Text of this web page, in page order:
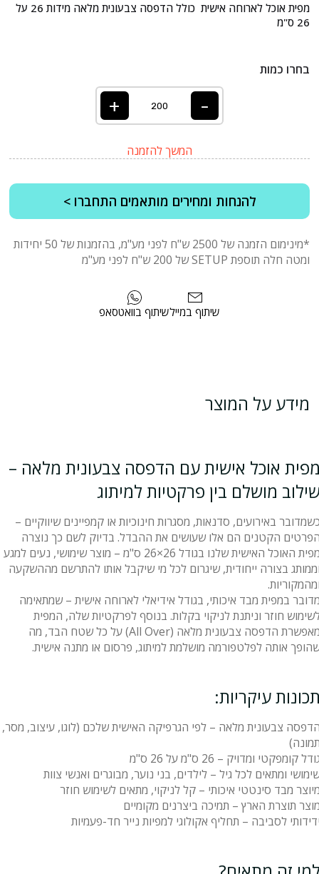
מפית אוכל לארוחה אישית כולל הדפסה צבעונית מלאה מידות 26 על
26 ס"מ
בחרו כמות
-
+
המשך להזמנה
להנחות ומחירים מותאמים התחברו >
*מינימום הזמנה של 2500 ש"ח לפני מע"מ, בהזמנות של 50 יחידות
ומטה חלה תוספת SETUP של 200 ש"ח לפני מע"מ
שיתוף בוואטסאפשיתוף במייל
מידע על המוצר
אוכל אישית עם הדפסה צבעונית מלאה –
מושלם בין פרקטיות למיתוג
באירועים, סדנאות, מסגרות חינוכיות או קמפיינים שיווקיים –
הקטנים הם אלו שעושים את ההבדל. בדיוק לשם כך נוצרה
מפית האוכל האישית שלנו בגודל 26×26 ס"מ – מוצר שימושי, נעים למגע
בצורה ייחודית, שיגרום לכל מי שיקבל אותו להתרשם מההשקעה
במפית מבד איכותי, בגודל אידיאלי לארוחה אישית – שמתאימה
חוזר וניתנת לניקוי בקלות. בנוסף לפרקטיות שלה, המפית
מאפשרת הדפסה צבעונית מלאה (All Over) על כל שטח הבד, מה
אותה לפלטפורמה מושלמת למיתוג, פרסום או מתנה אישית.
עיקריות:
צבעונית מלאה – לפי הגרפיקה האישית שלכם (לוגו, עיצוב, מסר,
קומפקטי ומדויק – 26 ס"מ על 26 ס"מ
ומתאים לכל גיל – לילדים, בני נוער, מבוגרים ואנשי צוות
מבד סינטטי איכותי – קל לניקוי, מתאים לשימוש חוזר
תוצרת הארץ – תמיכה ביצרנים מקומיים
לסביבה – תחליף אקולוגי למפיות נייר חד-פעמיות